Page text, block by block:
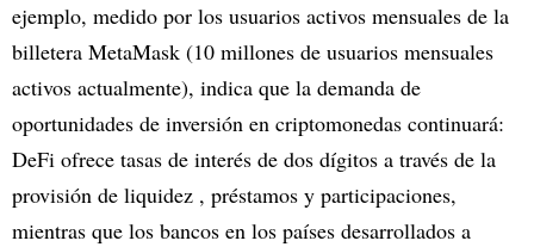
ejemplo, medido por los usuarios activos mensuales de la
billetera MetaMask (10 millones de usuarios mensuales
activos actualmente), indica que la demanda de
oportunidades de inversión en criptomonedas continuará:
DeFi ofrece tasas de interés de dos dígitos a través de la
provisión de liquidez , préstamos y participaciones,
mientras que los bancos en los países desarrollados a